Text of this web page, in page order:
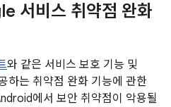
서비스 취약점 완화
와 같은 서비스 보호 기능 및
하는 취약점 완화 기능에 관한
에서 보안 취약점이 악용될